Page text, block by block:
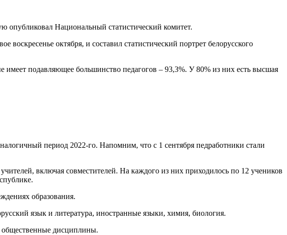
опубликовал Национальный статистический комитет.
октября, и составил статистический портрет белорусского
подавляющее большинство педагогов – 93,3%. У 80% из них есть высшая
период 2022-го. Напомним, что с 1 сентября педработники стали
включая совместителей. На каждого из них приходилось по 12 учеников
образования.
язык и литература, иностранные языки, химия, биология.
общественные дисциплины.